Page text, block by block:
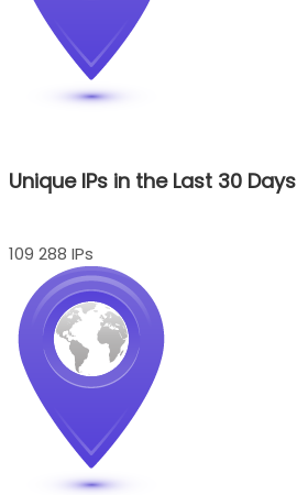
Unique IPs in the Last 30 Days
109 288 IPs